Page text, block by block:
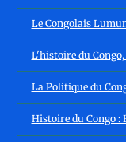
Le Congolais
L'histoire du
La Politique du
Histoire du Congo :